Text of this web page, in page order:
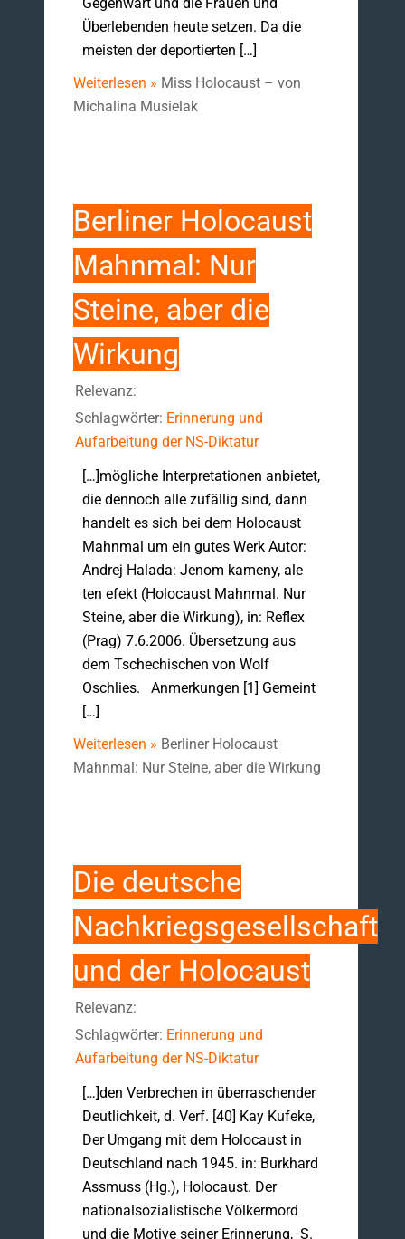
Überlebenden heute setzen. Da die
meisten der deportierten […]
Weiterlesen » Miss Holocaust – von
Michalina Musielak
Berliner Holocaust
Mahnmal: Nur
Steine, aber die
Wirkung
Relevanz:
Schlagwörter: Erinnerung und
Aufarbeitung der NS-Diktatur
[…]mögliche Interpretationen anbietet,
die dennoch alle zufällig sind, dann
handelt es sich bei dem Holocaust
Mahnmal um ein gutes Werk Autor:
Andrej Halada: Jenom kameny, ale
ten efekt (Holocaust Mahnmal. Nur
Steine, aber die Wirkung), in: Reflex
(Prag) 7.6.2006. Übersetzung aus
dem Tschechischen von Wolf
Oschlies. Anmerkungen [1] Gemeint
[…]
Weiterlesen » Berliner Holocaust
Mahnmal: Nur Steine, aber die Wirkung
Die deutsche
Nachkriegsgesellschaft
und der Holocaust
Relevanz:
Schlagwörter: Erinnerung und
Aufarbeitung der NS-Diktatur
[…]den Verbrechen in überraschender
Deutlichkeit, d. Verf. [40] Kay Kufeke,
Der Umgang mit dem Holocaust in
Deutschland nach 1945. in: Burkhard
Assmuss (Hg.), Holocaust. Der
nationalsozialistische Völkermord
und die Motive seiner Erinnerung, S.